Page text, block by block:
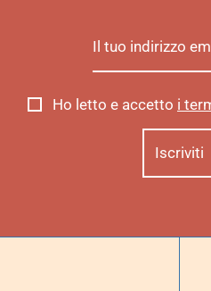
Ho letto e accetto i